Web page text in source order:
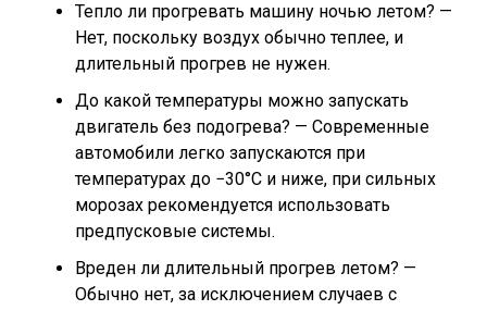
Тепло ли прогревать машину ночью летом? —
Нет, поскольку воздух обычно теплее, и
длительный прогрев не нужен.
До какой температуры можно запускать
двигатель без подогрева? — Современные
автомобили легко запускаются при
температурах до −30°C и ниже, при сильных
морозах рекомендуется использовать
предпусковые системы.
Вреден ли длительный прогрев летом? —
Обычно нет, за исключением случаев с